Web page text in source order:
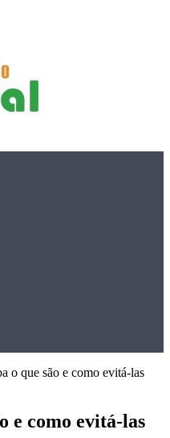
o que são e como evitá-las
e como evitá-las